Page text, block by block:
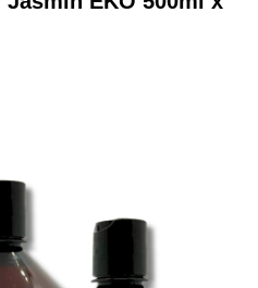
0
Jasmin EKO 500ml x 3 st